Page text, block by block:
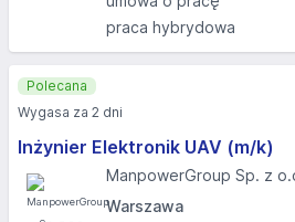
praca hybrydowa
Inżynier Elektronik UAV (m/k)
ManpowerGroup Sp. z
Warszawa
Polecana
Wygasa za 2 dni